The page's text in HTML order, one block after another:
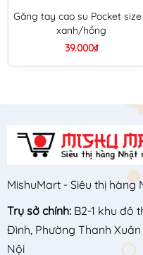
Găng tay cao su Pocket size
xanh/hồng
39.000₫
MishuMart - Siêu thị hàng
Trụ sở chính: B2-1 khu đô
Đình, Phường Thanh
Nội